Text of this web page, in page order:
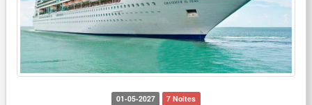
01-05-2027 7 Noites